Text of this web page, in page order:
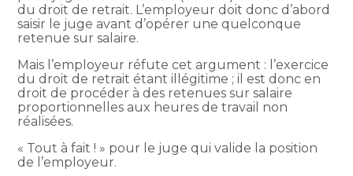
du droit de retrait. L’employeur doit donc d’abord
saisir le juge avant d’opérer une quelconque
retenue sur salaire.
Mais l’employeur réfute cet argument : l’exercice
du droit de retrait étant illégitime ; il est donc en
droit de procéder à des retenues sur salaire
proportionnelles aux heures de travail non
réalisées.
« Tout à fait ! » pour le juge qui valide la position
de l’employeur.